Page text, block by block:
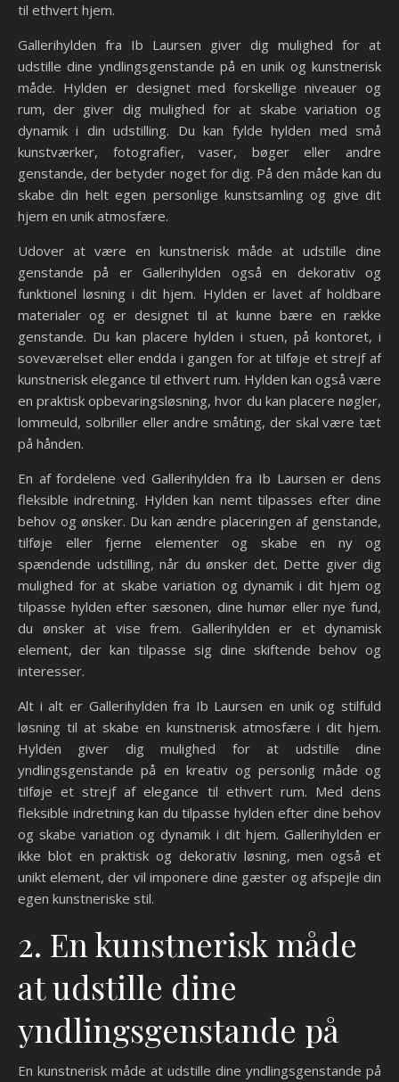
til ethvert hjem.
Gallerihylden fra Ib Laursen giver dig mulighed for at
udstille dine yndlingsgenstande på en unik og kunstnerisk
måde. Hylden er designet med forskellige niveauer og
rum, der giver dig mulighed for at skabe variation og
dynamik i din udstilling. Du kan fylde hylden med små
kunstværker, fotografier, vaser, bøger eller andre
genstande, der betyder noget for dig. På den måde kan du
skabe din helt egen personlige kunstsamling og give dit
hjem en unik atmosfære.
Udover at være en kunstnerisk måde at udstille dine
genstande på er Gallerihylden også en dekorativ og
funktionel løsning i dit hjem. Hylden er lavet af holdbare
materialer og er designet til at kunne bære en række
genstande. Du kan placere hylden i stuen, på kontoret, i
soveværelset eller endda i gangen for at tilføje et strejf af
kunstnerisk elegance til ethvert rum. Hylden kan også være
en praktisk opbevaringsløsning, hvor du kan placere nøgler,
lommeuld, solbriller eller andre småting, der skal være tæt
på hånden.
En af fordelene ved Gallerihylden fra Ib Laursen er dens
fleksible indretning. Hylden kan nemt tilpasses efter dine
behov og ønsker. Du kan ændre placeringen af genstande,
tilføje eller fjerne elementer og skabe en ny og
spændende udstilling, når du ønsker det. Dette giver dig
mulighed for at skabe variation og dynamik i dit hjem og
tilpasse hylden efter sæsonen, dine humør eller nye fund,
du ønsker at vise frem. Gallerihylden er et dynamisk
element, der kan tilpasse sig dine skiftende behov og
interesser.
Alt i alt er Gallerihylden fra Ib Laursen en unik og stilfuld
løsning til at skabe en kunstnerisk atmosfære i dit hjem.
Hylden giver dig mulighed for at udstille dine
yndlingsgenstande på en kreativ og personlig måde og
tilføje et strejf af elegance til ethvert rum. Med dens
fleksible indretning kan du tilpasse hylden efter dine behov
og skabe variation og dynamik i dit hjem. Gallerihylden er
ikke blot en praktisk og dekorativ løsning, men også et
unikt element, der vil imponere dine gæster og afspejle din
egen kunstneriske stil.
2. En kunstnerisk måde
at udstille dine
yndlingsgenstande på
En kunstnerisk måde at udstille dine yndlingsgenstande på